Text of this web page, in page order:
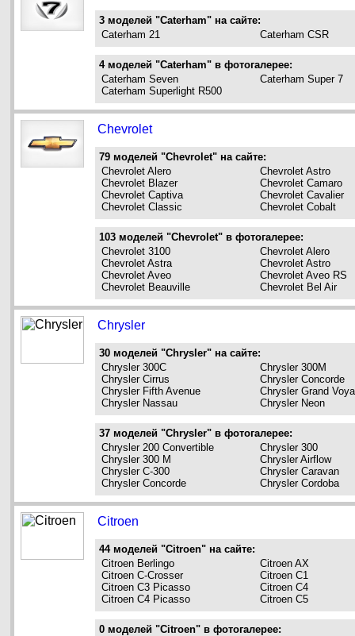
3 моделей "Caterham" на сайте:
Caterham 21
Caterham CSR
4 моделей "Caterham" в фотогалерее:
Caterham Seven
Caterham Super 7
Caterham Superlight R500
Chevrolet
79 моделей "Chevrolet" на сайте:
Chevrolet Alero
Chevrolet Astro
Chevrolet Blazer
Chevrolet Camaro
Chevrolet Captiva
Chevrolet Cavalier
Chevrolet Classic
Chevrolet Cobalt
103 моделей "Chevrolet" в фотогалерее:
Chevrolet 3100
Chevrolet Alero
Chevrolet Astra
Chevrolet Astro
Chevrolet Aveo
Chevrolet Aveo RS
Chevrolet Beauville
Chevrolet Bel Air
Chrysler
30 моделей "Chrysler" на сайте:
Chrysler 300C
Chrysler 300M
Chrysler Cirrus
Chrysler Concorde
Chrysler Fifth Avenue
Chrysler Grand
Chrysler Nassau
Chrysler Neon
37 моделей "Chrysler" в фотогалерее:
Chrysler 200 Convertible
Chrysler 300
Chrysler 300 M
Chrysler Airflow
Chrysler C-300
Chrysler Caravan
Chrysler Concorde
Chrysler Cordoba
Citroen
44 моделей "Citroen" на сайте:
Citroen Berlingo
Citroen AX
Citroen C-Crosser
Citroen C1
Citroen C3 Picasso
Citroen C4
Citroen C4 Picasso
Citroen C5
0 моделей "Citroen" в фотогалерее: